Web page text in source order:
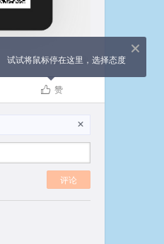
ñ 赞
X
评论
X
试试将鼠标停在这里，选择态度